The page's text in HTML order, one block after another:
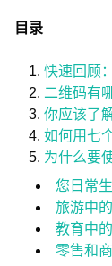
目录
快速回顾
二维码有
你应该了
如何用七
为什么要
您日常
旅游中
教育中
零售和